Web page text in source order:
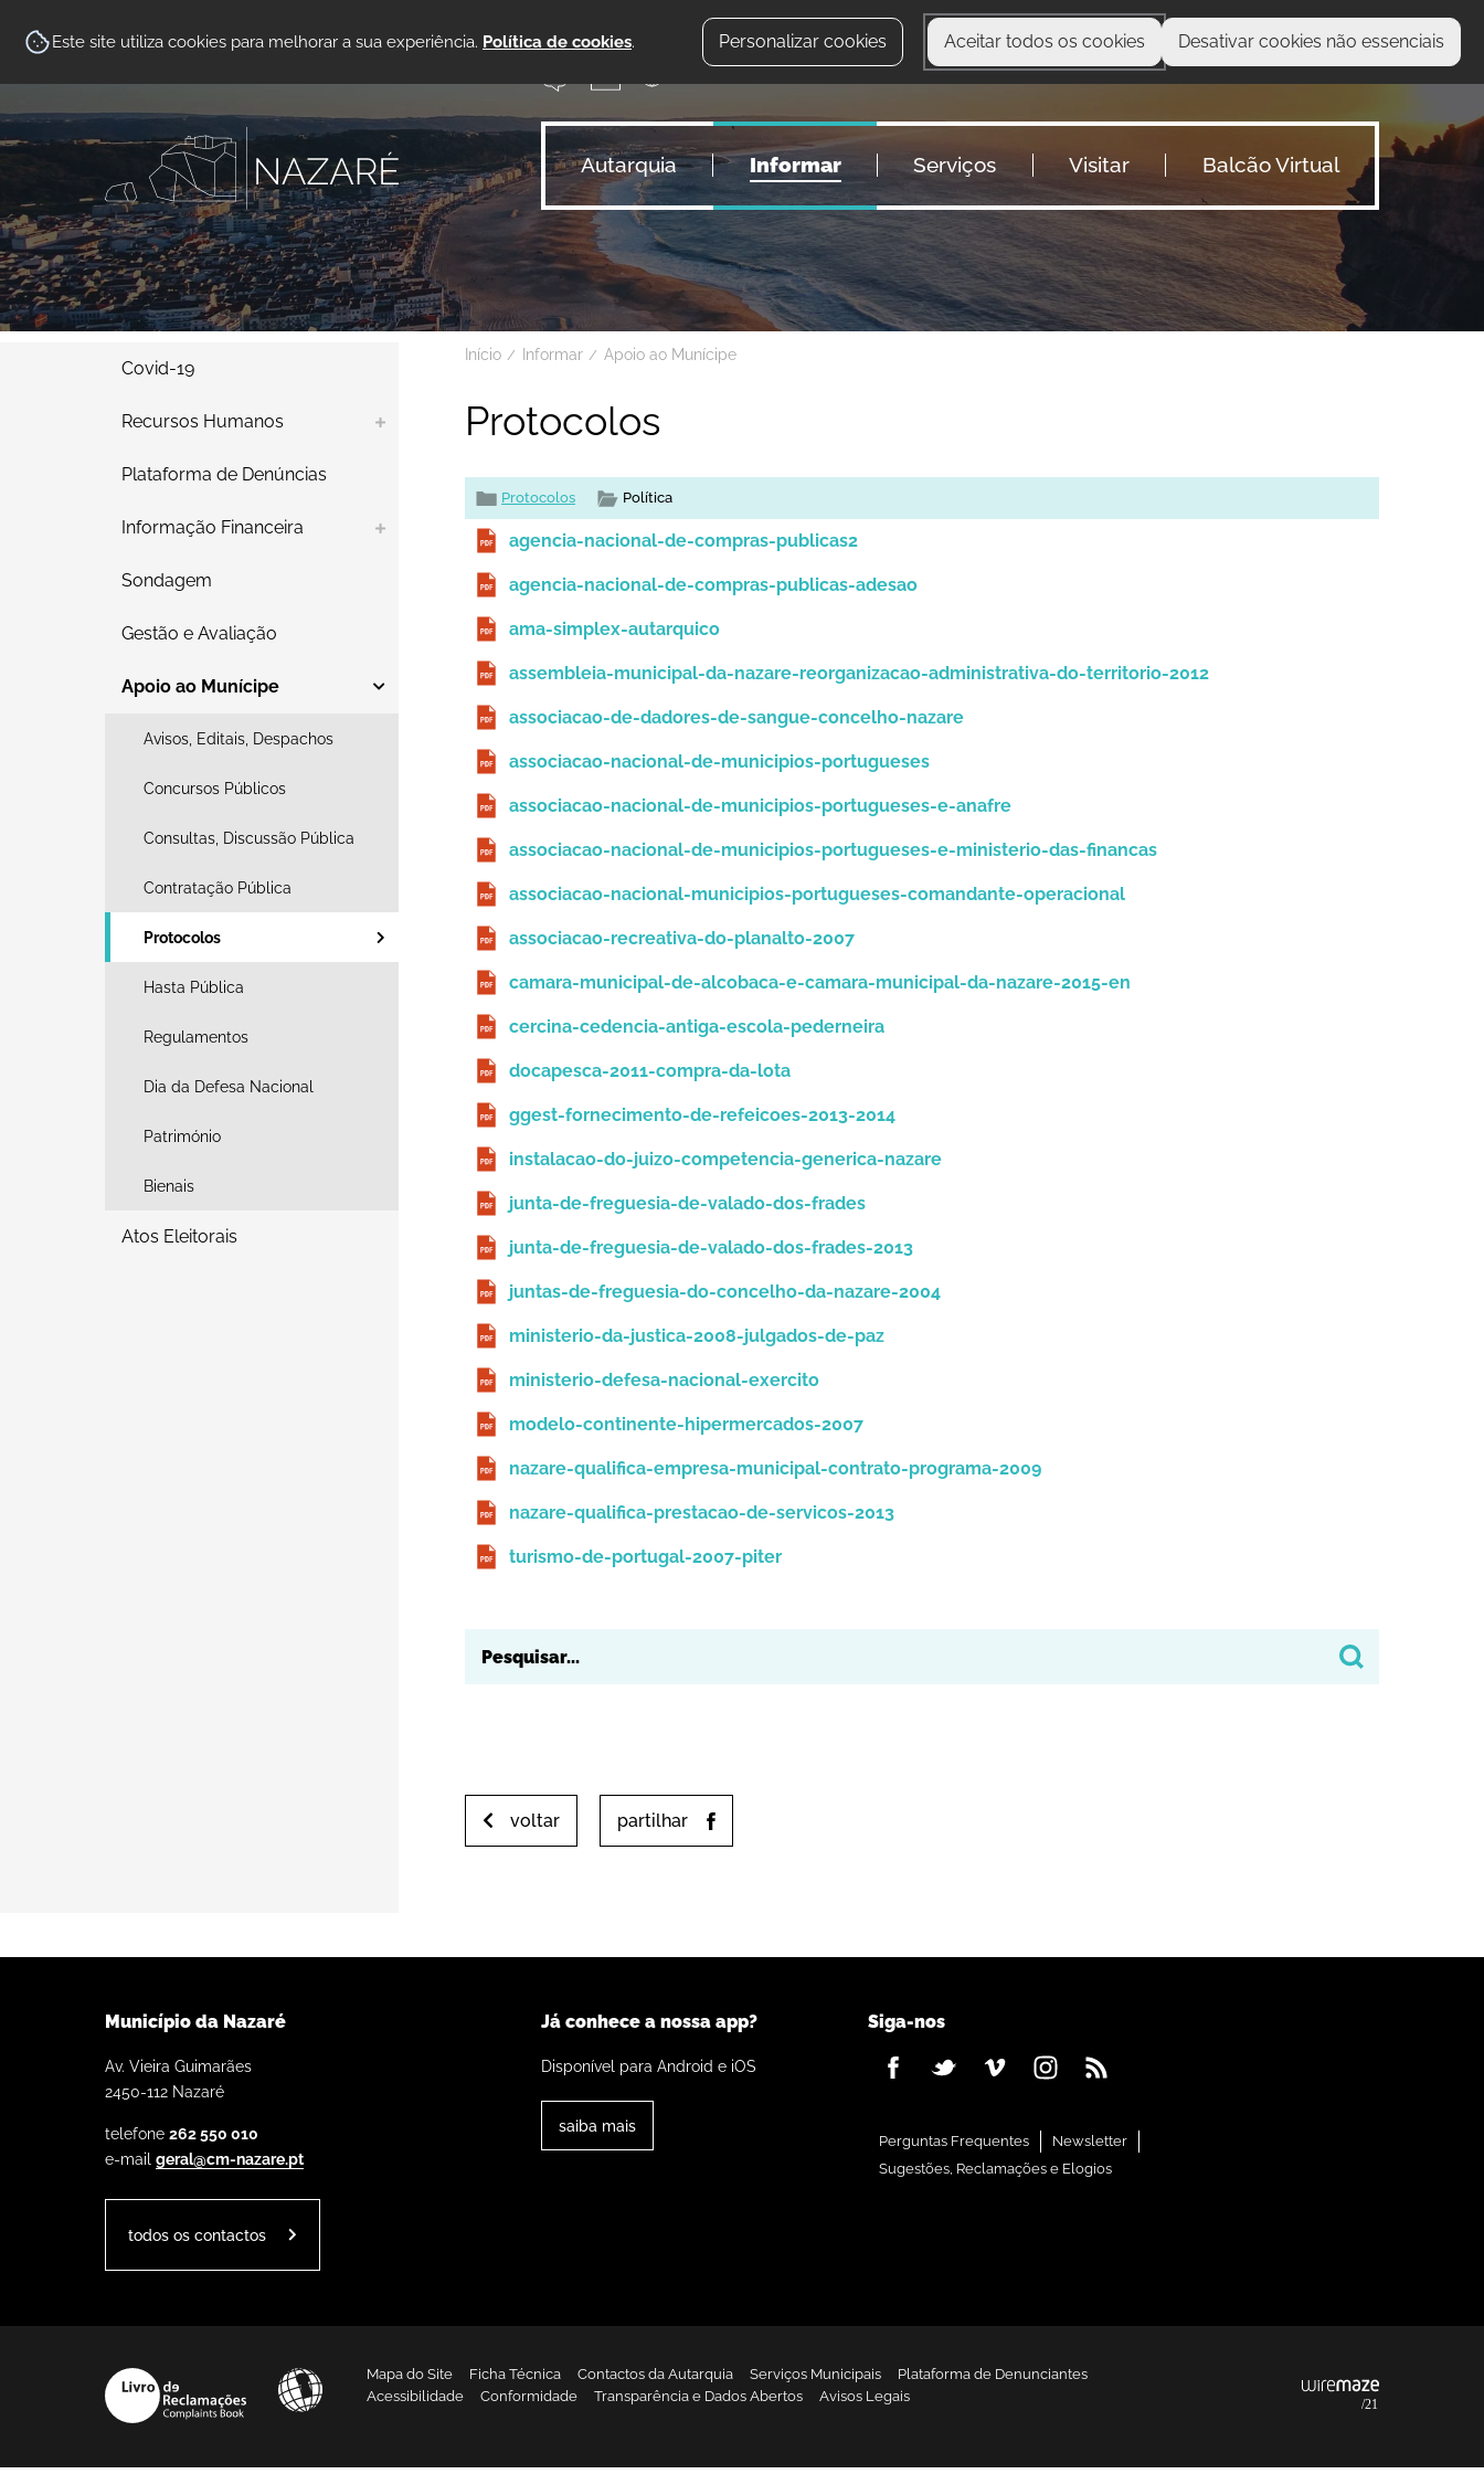
Este site utiliza cookies para melhorar a sua experiência. Política de cookies. Personalizar cookies Aceitar todos os cookies Desativar cookies não essenciais
O que procura?
Autarquia Informar Serviços Visitar Balcão Virtual
Covid-19
Recursos Humanos
Plataforma de Denúncias
Informação Financeira
Sondagem
Gestão e Avaliação
Apoio ao Munícipe
Avisos, Editais, Despachos
Concursos Públicos
Consultas, Discussão Pública
Contratação Pública
Protocolos
Hasta Pública
Regulamentos
Dia da Defesa Nacional
Património
Bienais
Atos Eleitorais
Início Informar Apoio ao Munícipe
Protocolos
Protocolos Política
agencia-nacional-de-compras-publicas2
agencia-nacional-de-compras-publicas-adesao
ama-simplex-autarquico
assembleia-municipal-da-nazare-reorganizacao-administrativa-do-territorio-2012
associacao-de-dadores-de-sangue-concelho-nazare
associacao-nacional-de-municipios-portugueses
associacao-nacional-de-municipios-portugueses-e-anafre
associacao-nacional-de-municipios-portugueses-e-ministerio-das-financas
associacao-nacional-municipios-portugueses-comandante-operacional
associacao-recreativa-do-planalto-2007
camara-municipal-de-alcobaca-e-camara-municipal-da-nazare-2015-en
cercina-cedencia-antiga-escola-pederneira
docapesca-2011-compra-da-lota
ggest-fornecimento-de-refeicoes-2013-2014
instalacao-do-juizo-competencia-generica-nazare
junta-de-freguesia-de-valado-dos-frades
junta-de-freguesia-de-valado-dos-frades-2013
juntas-de-freguesia-do-concelho-da-nazare-2004
ministerio-da-justica-2008-julgados-de-paz
ministerio-defesa-nacional-exercito
modelo-continente-hipermercados-2007
nazare-qualifica-empresa-municipal-contrato-programa-2009
nazare-qualifica-prestacao-de-servicos-2013
turismo-de-portugal-2007-piter
voltar partilhar
Município da Nazaré
Av. Vieira Guimarães
2450-112 Nazaré
telefone 262 550 010
e-mail geral@cm-nazare.pt
todos os contactos
Já conhece a nossa app?
Disponível para Android e iOS
saiba mais
Siga-nos
Perguntas Frequentes
Newsletter
Sugestões, Reclamações e Elogios
Mapa do Site Ficha Técnica Contactos da Autarquia Serviços Municipais
Plataforma de Denunciantes
Acessibilidade
Conformidade Transparência e Dados Abertos Avisos Legais